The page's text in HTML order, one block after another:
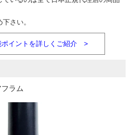
さい。
ポイントを詳しくご紹介 >
ラム